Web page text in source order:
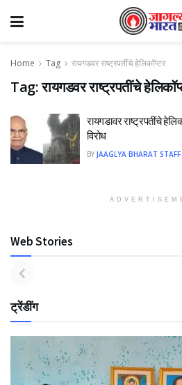
Home Tag रायगडवर राष्ट्रपतींचे हेलिकॉप्टर
Tag:रायगडवर राष्ट्रपतींचे
रायगडावर राष्ट्रपतींचे
विरोध
BY JAAGLYA BHARAT STAFF
Web Stories
ट्रेंडींग